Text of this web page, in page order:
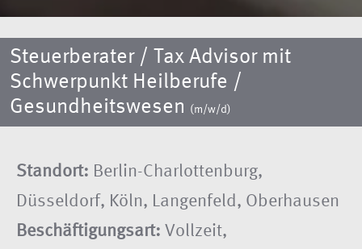
Steuerberater / Tax Advisor mit
Schwerpunkt Heilberufe /
Gesundheitswesen (m/w/d)
Standort: Berlin-Charlottenburg,
Düsseldorf, Köln, Langenfeld, Oberhausen
Beschäftigungsart: Vollzeit,